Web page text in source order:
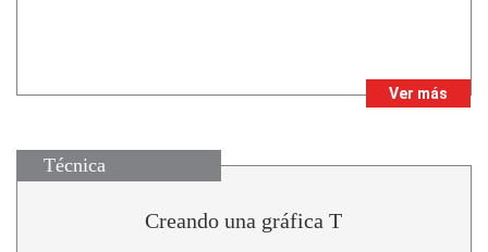
Ver más
Técnica
Creando una gráfica T